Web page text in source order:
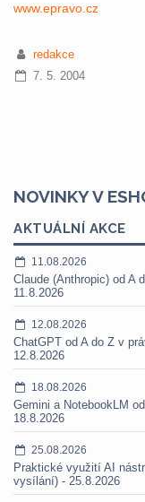
www.epravo.cz
redakce
7. 5. 2004
NOVINKY V
AKTUÁLNÍ AKCE
11.08.2026
Claude (Anthropic) od A
11.8.2026
12.08.2026
ChatGPT od A do Z v
12.8.2026
18.08.2026
Gemini a NotebookLM
18.8.2026
25.08.2026
Praktické využití AI
vysílání) - 25.8.2026